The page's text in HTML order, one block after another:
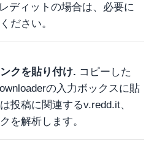
ディットの場合は、必要に
ださい。
クを貼り付け. コピーした
の入力ボックスに貼
投稿に関連するv.redd.it、
を解析します。